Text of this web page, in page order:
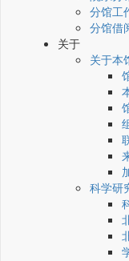
分馆工
分馆借
关于
关于本
科学研